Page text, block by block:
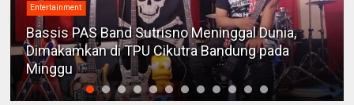
Entertainment
Bassis PAS Band Sutrisno Meninggal Dunia,
Dimakamkan di TPU Cikutra Bandung pada
Minggu